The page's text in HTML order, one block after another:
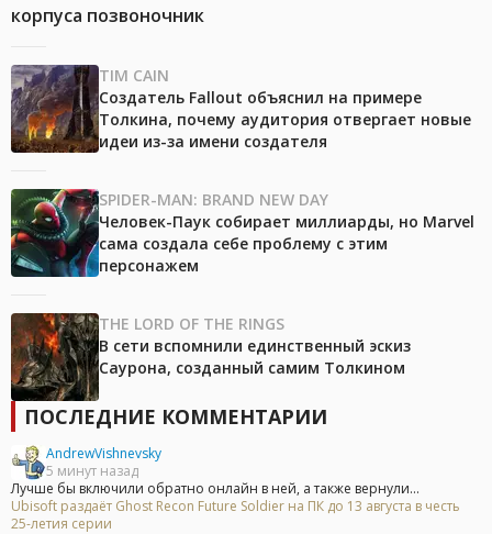
корпуса позвоночник
TIM CAIN
Создатель Fallout объяснил на примере
Толкина, почему аудитория отвергает новые
идеи из-за имени создателя
SPIDER-MAN: BRAND NEW DAY
Человек-Паук собирает миллиарды, но Marvel
сама создала себе проблему с этим
персонажем
THE LORD OF THE RINGS
В сети вспомнили единственный эскиз
Саурона, созданный самим Толкином
ПОСЛЕДНИЕ КОММЕНТАРИИ
AndrewVishnevsky
5 минут назад
Лучше бы включили обратно онлайн в ней, а также вернули...
Ubisoft раздаёт Ghost Recon Future Soldier на ПК до 13 августа в честь
25-летия серии